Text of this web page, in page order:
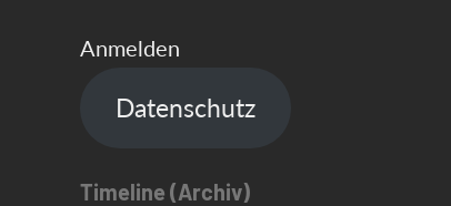
Anmelden
Datenschutz
Timeline (Archiv)